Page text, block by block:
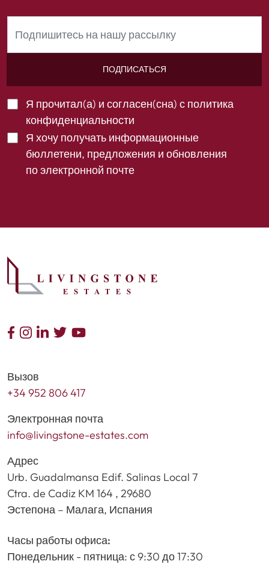
ПОДПИСАТЬСЯ
Я прочитал(а) и согласен(сна) с политика
конфиденциальности
Я хочу получать информационные
бюллетени, предложения и обновления
по электронной почте
Вызов
+34 952 806 417
Электронная почта
info@livingstone-estates.com
Адрес
Urb. Guadalmansa Edif. Salinas Local 7
Ctra. de Cadiz KM 164 , 29680
Эстепона – Малага, Испания
Часы работы офиса:
Понедельник - пятница: с 9:30 до 17:30